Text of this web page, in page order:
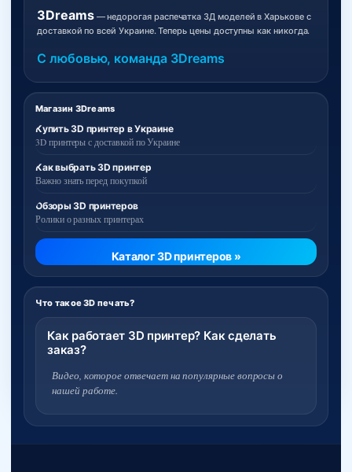
Магазин 3Dreams
Купить 3D принтер в Украине
3D принтеры с доставкой по Украине
Как выбрать 3D принтер
Важно знать перед покупкой
Обзоры 3D принтеров
Ролики о разных принтерах
Каталог 3D принтеров »
Что такое 3D печать?
Как работает 3D принтер? Как сделать
заказ?
Видео, которое отвечает на популярные вопросы о
нашей работе.
3Dreams— недорогая распечатка 3Д моделей в Харькове с
доставкой по всей Украине. Теперь цены доступны как никогда.
С любовью, команда 3Dreams